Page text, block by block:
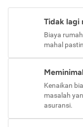
Tidak lagi
Biaya
mahal
Kenaikan
masalah
asuransi.